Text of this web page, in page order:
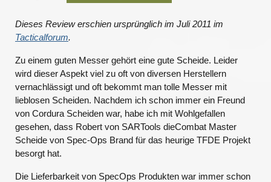
Dieses Review erschien ursprünglich im Juli 2011 im
Tacticalforum.
Zu einem guten Messer gehört eine gute Scheide. Leider
wird dieser Aspekt viel zu oft von diversen Herstellern
vernachlässigt und oft bekommt man tolle Messer mit
lieblosen Scheiden. Nachdem ich schon immer ein Freund
von Cordura Scheiden war, habe ich mit Wohlgefallen
gesehen, dass Robert von SARTools dieCombat Master
Scheide von Spec-Ops Brand für das heurige TFDE Projekt
besorgt hat.
Die Lieferbarkeit von SpecOps Produkten war immer schon